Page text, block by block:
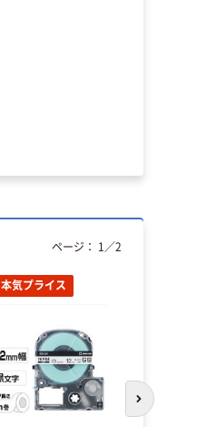
本気プライス
ページ： 1 ／2
次のスライド